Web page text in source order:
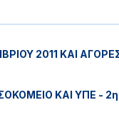
2011 ΚΑΙ
ΚΑΙ ΥΠΕ - 2η